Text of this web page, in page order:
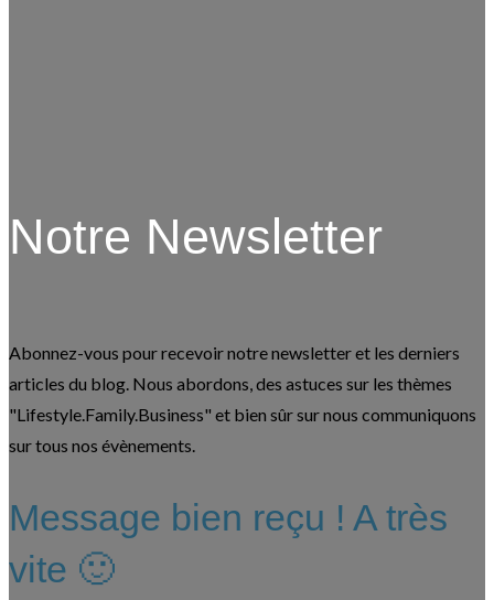
Notre Newsletter
Abonnez-vous pour recevoir notre newsletter et les derniers
articles du blog. Nous abordons, des astuces sur les thèmes
"Lifestyle.Family.Business" et bien sûr sur nous communiquons
surtous nos évènements.
Message bien reçu ! A très
vite 🙂